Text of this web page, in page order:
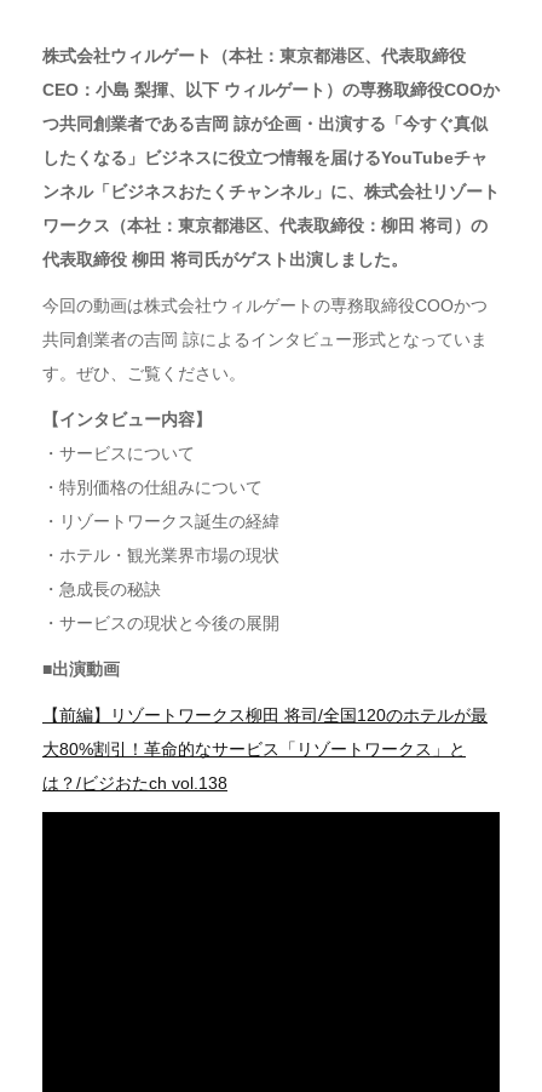
株式会社ウィルゲート（本社：東京都港区、代表取締役
CEO：小島 梨揮、以下 ウィルゲート）の専務取締役COOか
つ共同創業者である吉岡 諒が企画・出演する「今すぐ真似
したくなる」ビジネスに役立つ情報を届けるYouTubeチャ
ンネル「ビジネスおたくチャンネル」に、株式会社リゾート
ワークス（本社：東京都港区、代表取締役：柳田 将司）の
代表取締役 柳田 将司氏がゲスト出演しました。
今回の動画は株式会社ウィルゲートの専務取締役COOかつ
共同創業者の吉岡 諒によるインタビュー形式となっていま
す。ぜひ、ご覧ください。
【インタビュー内容】
・サービスについて
・特別価格の仕組みについて
・リゾートワークス誕生の経緯
・ホテル・観光業界市場の現状
・急成長の秘訣
・サービスの現状と今後の展開
■出演動画
【前編】リゾートワークス柳田 将司/全国120のホテルが最
大80%割引！革命的なサービス「リゾートワークス」と
は？/ビジおたch vol.138